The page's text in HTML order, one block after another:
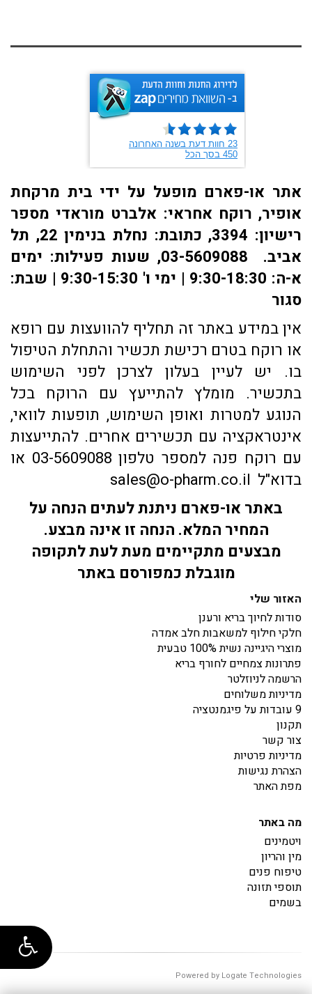
אתר או-פארם מופעל על ידי בית מרקחת
אופיר, רוקח אחראי: אלברט מוראדי מספר
רישיון: 3394, כתובת: ​נחלת בנימין 22, תל
אביב. 03-5609088, שעות פעילות: ימים
א-ה: 9:30-18:30 | ימי ו' 9:30-15:30 | שבת:
סגור
אין במידע באתר זה תחליף להוועצות עם רופא
או רוקח בטרם רכישת תכשיר והתחלת הטיפול
בו. יש לעיין בעלון לצרכן לפני השימוש
בתכשיר. מומלץ להתייעץ עם הרוקח בכל
הנוגע למטרות ואופן השימוש, תופעות לוואי,
אינטראקציה עם תכשירים אחרים. להתייעצות
עם רוקח פנה למספר טלפון 03-5609088 או
בדוא"ל sales@o-pharm.co.il
באתר או-פארם ניתנת לעתים הנחה על
המחיר המלא. הנחה זו אינה מבצע.
מבצעים מתקיימים מעת לעת לתקופה
מוגבלת כמפורסם באתר
האזור שלי
סודות לחיוך בריא ורענן
חלקי חילוף למשאבות חלב אמדה
מוצרי היגיינה נשית 100% טבעית
פתרונות צמחיים לחורף בריא
הרשמה לניוזלטר
מדיניות משלוחים
9 עובדות על פיגמנטציה
תקנון
צור קשר
מדיניות פרטיות
הצהרת נגישות
מפת האתר
מה באתר
ויטמינים
מין והריון
טיפוח פנים
תוספי תזונה
בשמים
Powered by Logate Technologies